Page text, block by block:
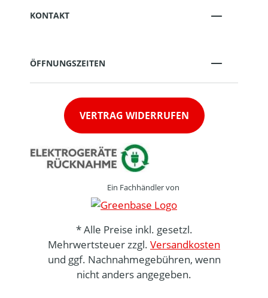
KONTAKT
ÖFFNUNGSZEITEN
VERTRAG WIDERRUFEN
Ein Fachhändler von
* Alle Preise inkl. gesetzl.
Mehrwertsteuer zzgl. Versandkosten
und ggf. Nachnahmegebühren, wenn
nicht anders angegeben.